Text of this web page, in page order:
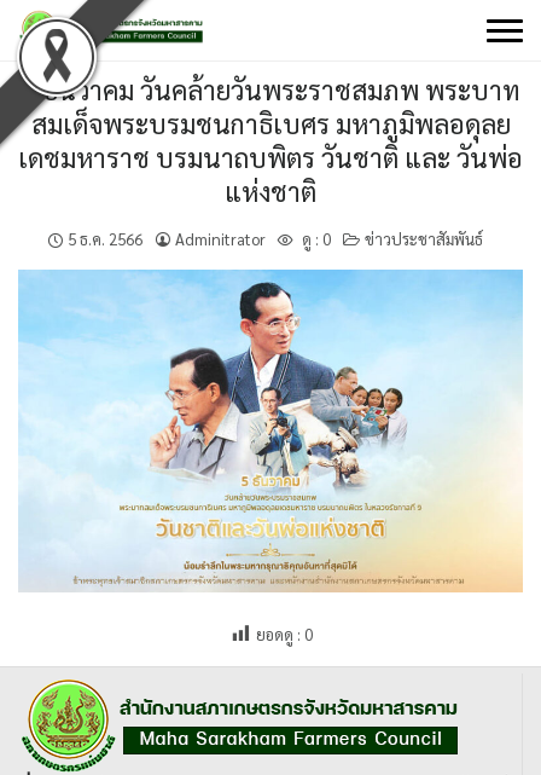
Skip
to
content
๕ ธันวาคม วันคล้ายวันพระราชสมภพ พระบาท
สมเด็จพระบรมชนกาธิเบศร มหาภูมิพลอดุลย
เดชมหาราช บรมนาถบพิตร วันชาติ และ วันพ่อ
แห่งชาติ
5 ธ.ค. 2566 Adminitrator ดู : 0 ข่าวประชาสัมพันธ์
ยอดดู : 0